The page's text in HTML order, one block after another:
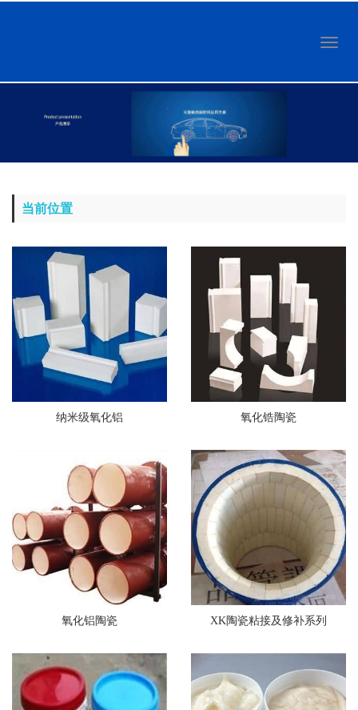
当前位置
纳米级氧化铝 氧化锆陶瓷
氧化铝陶瓷 XK陶瓷粘接及修补系列